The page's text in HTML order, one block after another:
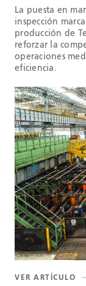
La puesta en
inspección
producción de
reforzar la
operaciones
eficiencia.
VER ARTÍCULO